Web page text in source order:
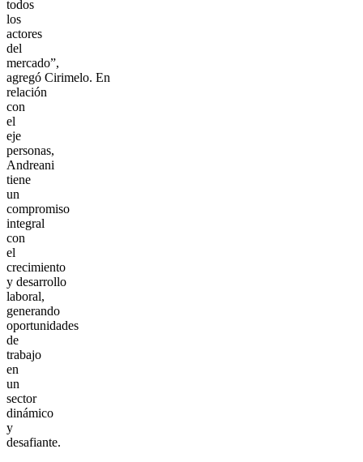
todos
los
actores
del
mercado”,
agregó Cirimelo. En
relación
con
el
eje
personas,
Andreani
tiene
un
compromiso
integral
con
el
crecimiento
y desarrollo
laboral,
generando
oportunidades
de
trabajo
en
un
sector
dinámico
y
desafiante.